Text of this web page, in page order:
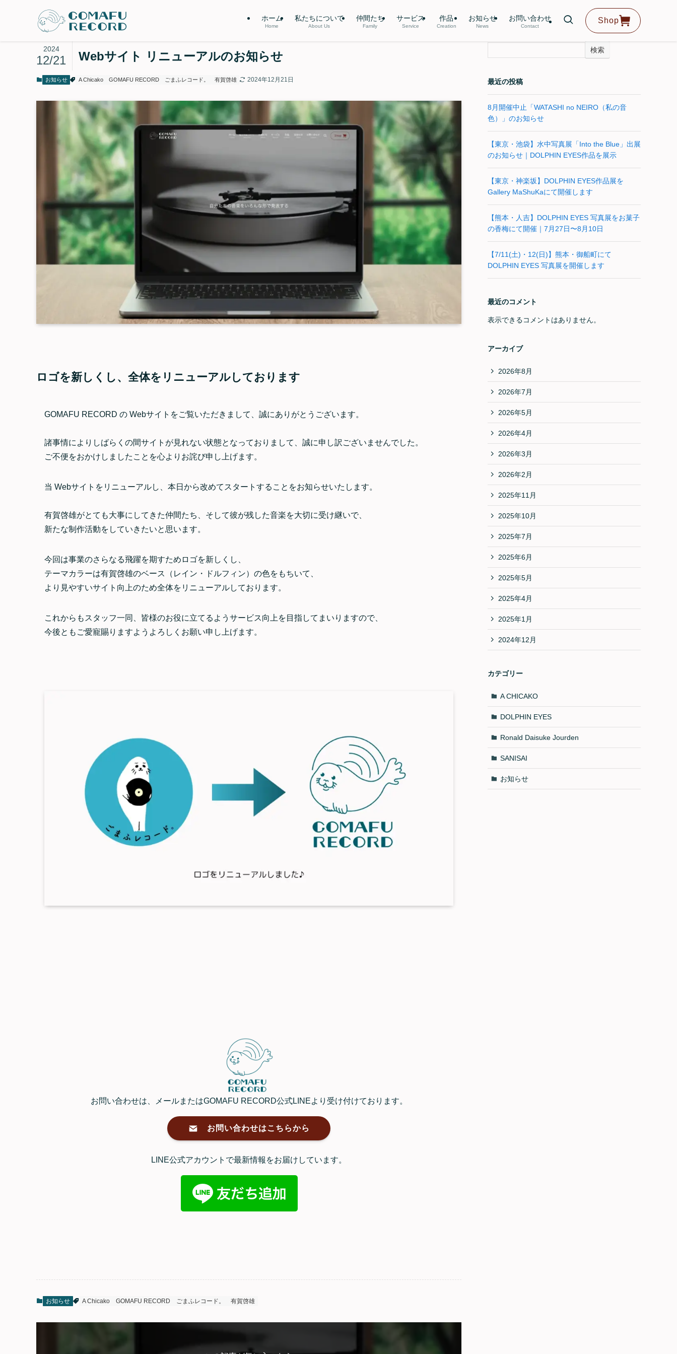
ホーム
Home
私たちについて
About Us
仲間たち
Family
サービス
Service
作品
Creation
お知らせ
News
お問い合わせ
Contact
Shop
Webサイト リニューアルのお知らせ
2024
12/21
お知らせ A Chicako GOMAFU RECORD ごまふレコード。 有賀啓雄 2024年12月21日
ロゴを新しくし、全体をリニューアルしております
GOMAFU RECORD の Webサイトをご覧いただきまして、誠にありがとうございます。
諸事情によりしばらくの間サイトが見れない状態となっておりま して、誠に申し訳ございませんでした。
ご不便をおかけしましたことを心よりお詫び申し上げます。
当 Webサイトをリニューアルし、本日から改めてスタートすることをお知らせいたします。
有賀啓雄がとても大事にしてきた仲間たち、そして彼が残した音楽を大切に受け継いで、
新たな制作活動をしていきたいと思います。
今回は事業のさらなる飛躍を期すためロゴを新しくし、
テーマカラーは有賀啓雄のベース（レイン・ドルフィン）の色をもちいて、
より見やすいサイト向上のため全体をリニューアルしております。
これからもスタッフ一同、皆様のお役に立てるようサービス向上を目指してまいりますので、
今後ともご愛寵賜りますようよろしくお願い申し上げます。
お問い合わせは、メールまたはGOMAFU RECORD公式LINEより受け付けております。
お問い合わせはこちらから
LINE公式アカウントで最新情報をお届けしています。
お知らせ A Chicako GOMAFU RECORD ごまふレコード。 有賀啓雄
検索
最近の投稿
8月開催中止「WATASHI no NEIRO（私の音
色）」のお知らせ
【東京・池袋】水中写真展「Into the Blue」出展
のお知らせ｜DOLPHIN EYES作品を展示
【東京・神楽坂】DOLPHIN EYES作品展を
Gallery MaShuKaにて開催します
【熊本・人吉】DOLPHIN EYES 写真展をお菓子
の香梅にて開催｜7月27日〜8月10日
【7/11(土)・12(日)】熊本・御船町にて
DOLPHIN EYES 写真展を開催します
最近のコメント
表示できるコメントはありません。
アーカイブ
2026年8月
2026年7月
2026年5月
2026年4月
2026年3月
2026年2月
2025年11月
2025年10月
2025年7月
2025年6月
2025年5月
2025年4月
2025年1月
2024年12月
カテゴリー
A CHICAKO
DOLPHIN EYES
Ronald Daisuke Jourden
SANISAI
お知らせ